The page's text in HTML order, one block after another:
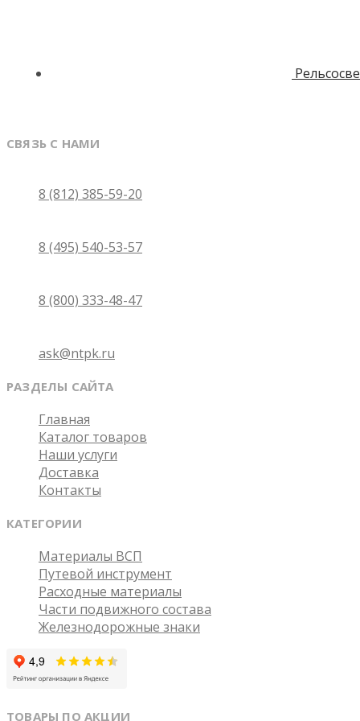
СВЯЗЬ С НАМИ
8 (812) 385-59-20
8 (495) 540-53-57
8 (800) 333-48-47
ask@ntpk.ru
РАЗДЕЛЫ САЙТА
Главная
Каталог товаров
Наши услуги
Доставка
Контакты
КАТЕГОРИИ
Материалы ВСП
Путевой инструмент
Расходные материалы
Части подвижного состава
Железнодорожные знаки
ТОВАРЫ ПО АКЦИИ